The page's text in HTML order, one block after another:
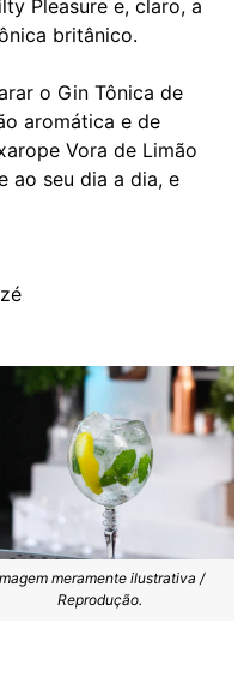
Pleasure e, claro, a
britânico.
o Gin Tônica de
aromática e de
Vora de Limão
ao seu dia a dia, e
meramente ilustrativa /
Reprodução.